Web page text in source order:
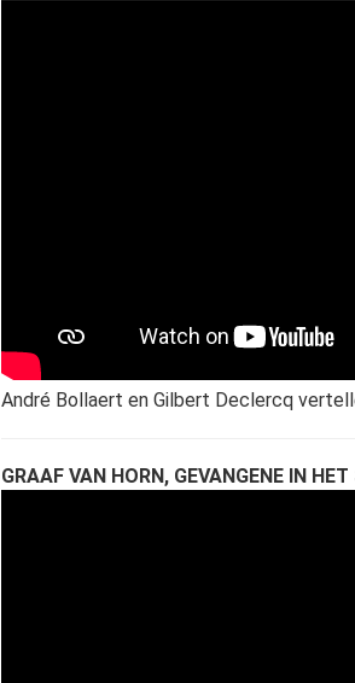
André Bollaert en Gilbert Declercq
GRAAF VAN HORN, GEVANGENE IN